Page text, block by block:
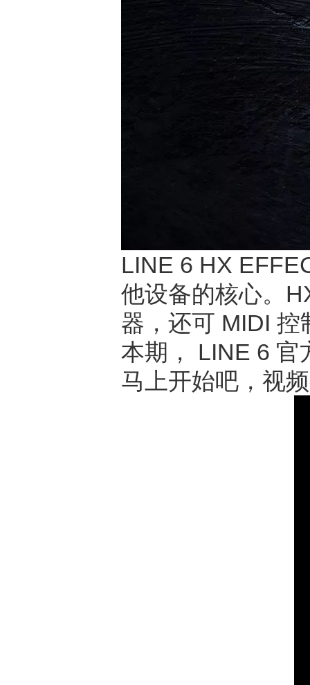
LINE 6 HX
他设备的核心。
器，还可 MIDI
本期， LINE 6 官
马上开始吧，视